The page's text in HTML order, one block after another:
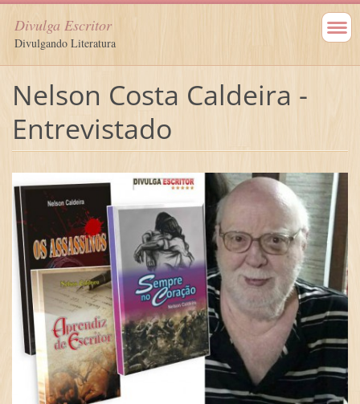
Divulga Escritor
Divulgando Literatura
Nelson Costa Caldeira -
Entrevistado